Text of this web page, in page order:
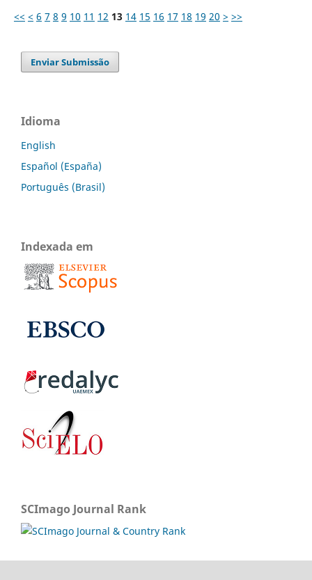
<< < 6 7 8 9 10 11 12 13 14 15 16 17 18 19 20 > >>
Enviar Submissão
Idioma
English
Español (España)
Português (Brasil)
Indexada em
SCImago Journal Rank